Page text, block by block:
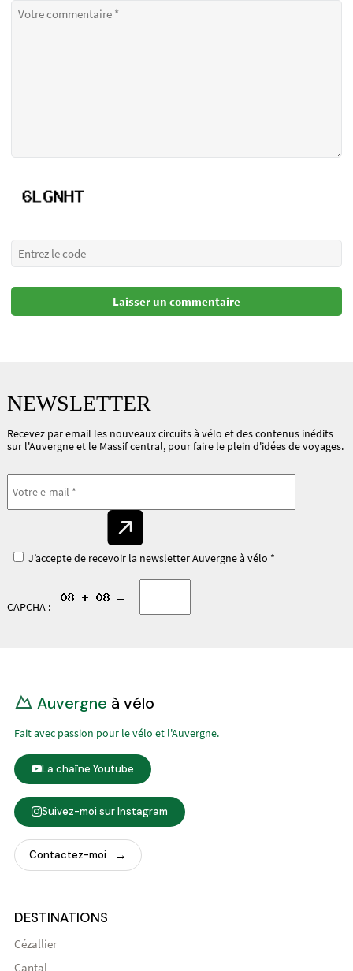
NEWSLETTER
Recevez par email les nouveaux circuits à vélo et des contenus inédits
sur l'Auvergne et le Massif central, pour faire le plein d'idées de voyages.
J’accepte de recevoir la newsletter Auvergne à vélo *
CAPCHA :
Auvergne à vélo
Fait avec passion pour le vélo et l'Auvergne.
La chaîne Youtube
Suivez-moi sur Instagram
Contactez-moi
DESTINATIONS
Cézallier
Cantal